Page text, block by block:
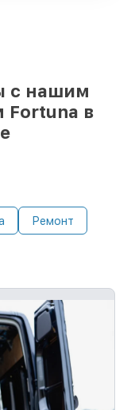
с нашим
Fortuna в
Ремонт